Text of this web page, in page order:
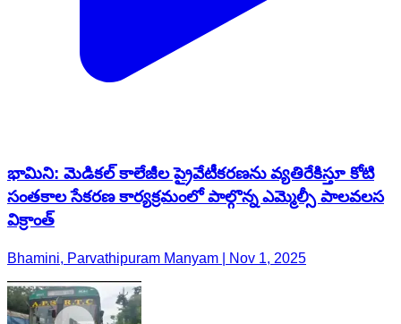
భామిని: మెడికల్ కాలేజీల ప్రైవేటీకరణను వ్యతిరేకిస్తూ కోటి
సంతకాల సేకరణ కార్యక్రమంలో పాల్గొన్న ఎమ్మెల్సీ పాలవలస
విక్రాంత్
Bhamini, Parvathipuram Manyam | Nov 1, 2025